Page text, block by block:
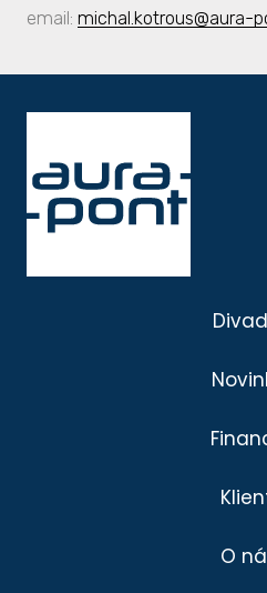
email: michal.kotrous@aura-
O